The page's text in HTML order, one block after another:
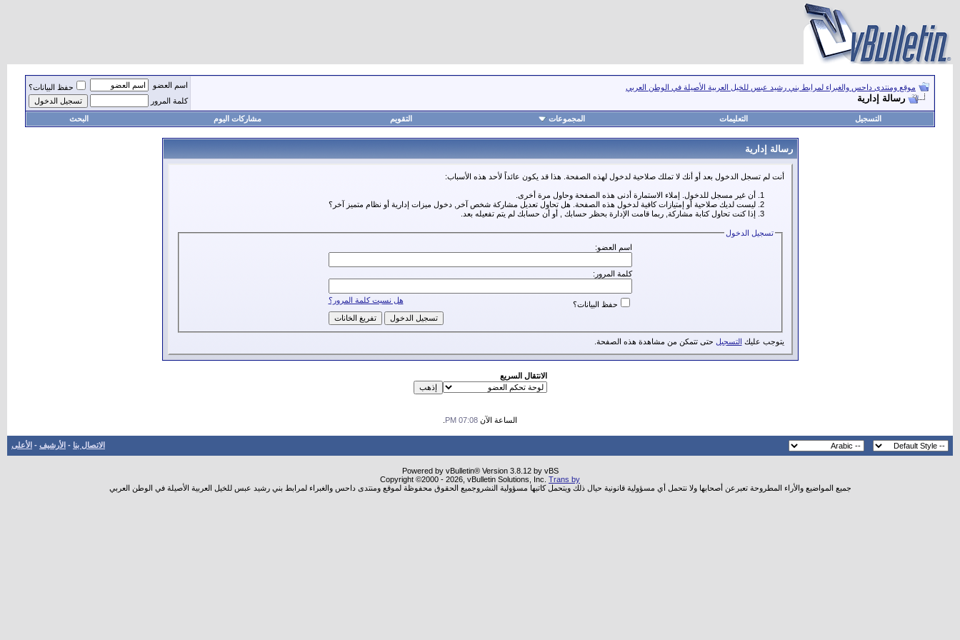
موقع ومنتدى داحس والغبراء لمرابط بني رشيد عبس للخيل العربية الأصيلة في الوطن العربي
رسالة إدارية
اسم العضو
حفظ البيانات؟
كلمة المرور
التسجيل التعليمات المجموعات التقويم مشاركات اليوم البحث
رسالة إدارية
أنت لم تسجل الدخول بعد أو أنك لا تملك صلاحية لدخول لهذه الصفحة. هذا قد يكون عائداً لأحد هذه الأسباب:
أن غير مسجل للدخول. إملاء الاستمارة أدنى هذه الصفحة وحاول مرة أخرى.
ليست لديك صلاحية أو إمتيازات كافية لدخول هذه الصفحة. هل تحاول تعديل مشاركة شخص آخر, دخول ميزات إدارية أو نظام متميز آخر؟
إذا كنت تحاول كتابة مشاركة, ربما قامت الإدارة بحظر حسابك , أو أن حسابك لم يتم تفعيله بعد.
تسجيل الدخول
اسم العضو:
كلمة المرور:
هل نسيت كلمة المرور؟ حفظ البيانات؟
يتوجب عليك التسجيل حتى تتمكن من مشاهدة هذه الصفحة.
الانتقال السريع
الساعة الآن 07:08 PM
الاتصال بنا - الأرشيف - الأعلى
Powered by vBulletin® Version 3.8.12 by vBS
Copyright ©2000 - 2026, vBulletin Solutions, Inc. Trans by
جميع المواضيع والأراء المطروحة تعبرعن أصحابها ولا نتحمل أي مسؤولية قانونية حيال ذلك ويتحمل كاتبها مسؤولية النشروجميع الحقوق محفوظة لموقع ومنتدى داحس والغبراء لمرابط بني رشيد عبس للخيل العربية الأصيلة في الوطن العربي